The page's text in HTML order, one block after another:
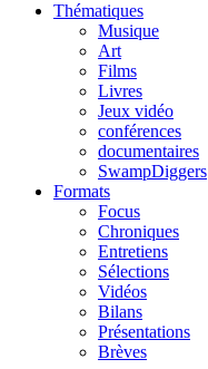
Thématiques
Musique
Art
Films
Livres
Jeux vidéo
conférences
documentaires
SwampDiggers
Formats
Focus
Chroniques
Entretiens
Sélections
Vidéos
Bilans
Présentations
Brèves